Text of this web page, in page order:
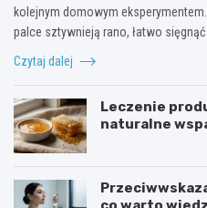
kolejnym domowym
palce sztywnieją rano, łatwo sięgnąć
Czytaj dalej
Leczenie
naturalne